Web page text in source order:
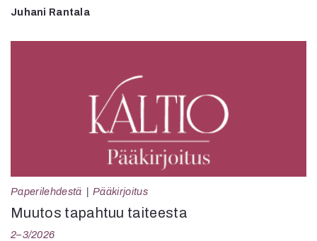
Juhani Rantala
Paperilehdestä Pääkirjoitus
Muutos tapahtuu taiteesta
2–3/2026